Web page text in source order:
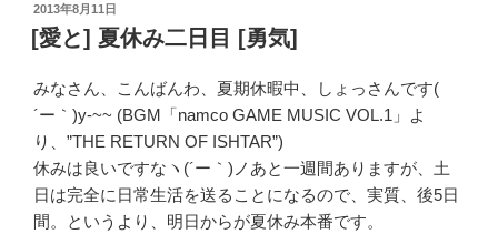
Perfume
と
ジ
ウ
[明
日
か
投
稿
日:
2013年8月11日
[愛と] 夏休み二日目 [勇気]
みなさん、こんばんわ、夏期休暇中、しょっさんです(
´ー｀)y-~~ (BGM「namco GAME MUSIC VOL.1」よ
り、”THE RETURN OF ISHTAR”)
休みは良いですなヽ(´ー｀)ノあと一週間ありますが、土
日は完全に日常生活を送ることになるので、実質、後5日
間。というより、明日からが夏休み本番です。